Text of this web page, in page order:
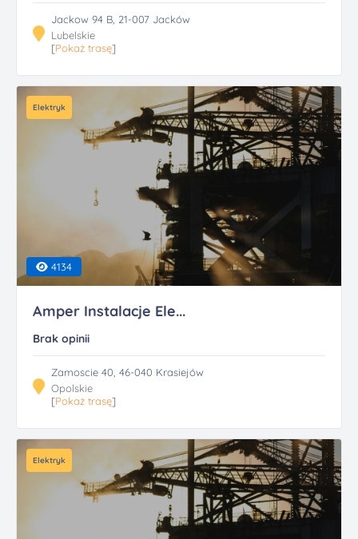
Jackow 94 B, 21-007 Jacków
Lubelskie
[Pokaż trasę]
Elektryk
4134
Amper Instalacje Ele...
Brak opinii
Zamoscie 40, 46-040 Krasiejów
Opolskie
[Pokaż trasę]
Elektryk